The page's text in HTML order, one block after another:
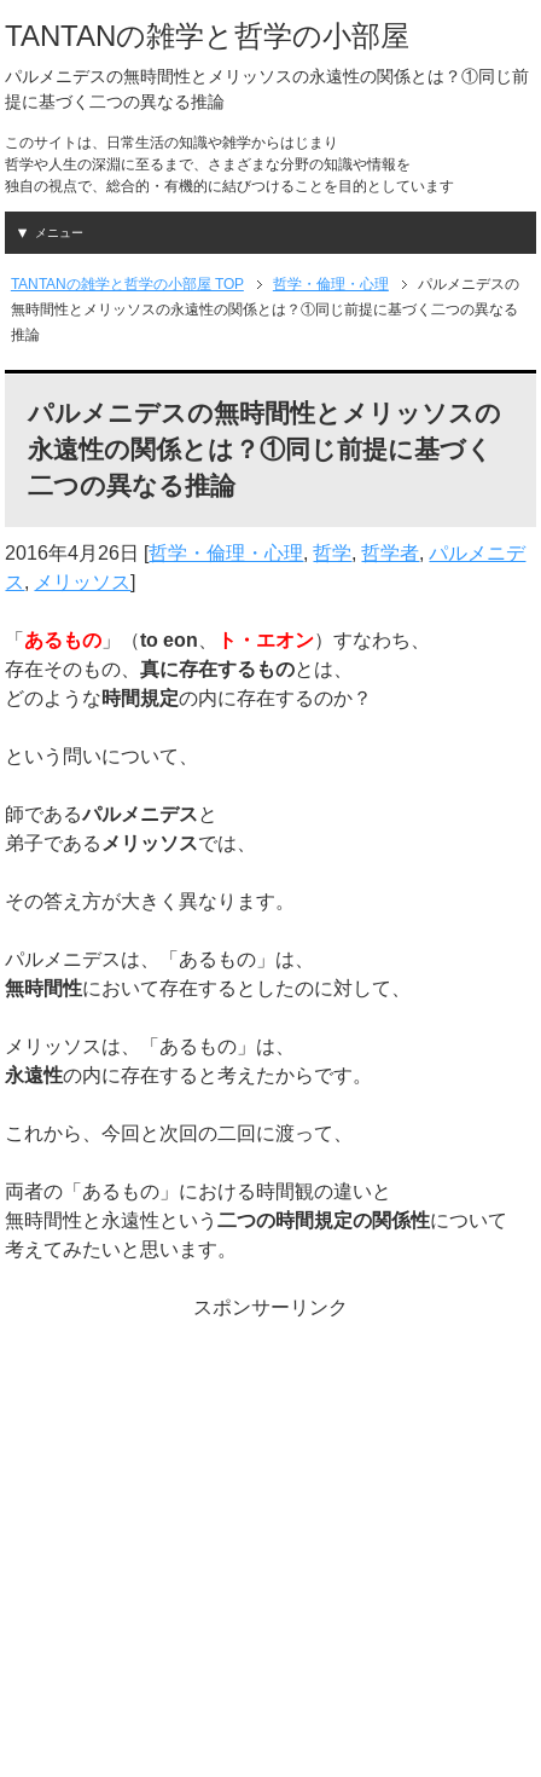
TANTANの雑学と哲学の小部屋
パルメニデスの無時間性とメリッソスの永遠性の関係とは？①同じ前
提に基づく二つの異なる推論
このサイトは、日常生活の知識や雑学からはじまり
哲学や人生の深淵に至るまで、さまざまな分野の知識や情報を
独自の視点で、総合的・有機的に結びつけることを目的としています
メニュー
TANTANの雑学と哲学の小部屋 TOP 哲学・倫理・心理
パルメニデスの
無時間性とメリッソスの永遠性の関係とは？①同じ前提に基づく二つの異なる
推論
パルメニデスの無時間性とメリッソスの
永遠性の関係とは？①同じ前提に基づく
二つの異なる推論
2016年4月26日 [哲学・倫理・心理,哲学,哲学者,パルメニデ
ス, メリッソス]
「 あるもの 」（to eon ト・エオン）すなわち、
存在そのもの、真に存在するものとは、
どのような時間規定の内に存在するのか？
という問いについて、
師であるパルメニデスと
弟子である メリッソスでは、
その答え方が大きく異なります。
パルメニデスは、「あるもの」は、
無時間性において存在するとしたのに対して、
メリッソスは、「あるもの」は、
永遠性の内に存在すると考えたからです。
これから、今回と次回の二回に渡って、
両者の「あるもの」における時間観の違いと
無時間性と永遠性という二つの時間規定の関係性について
考えてみたいと思います。
スポンサーリンク